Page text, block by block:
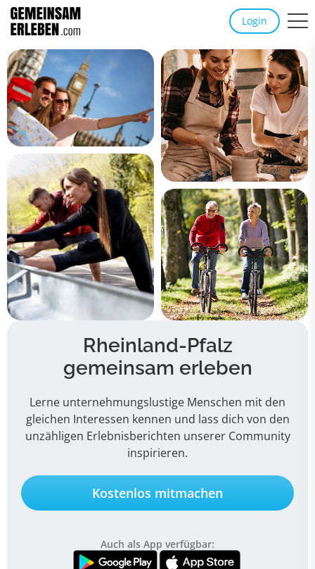
Login
Rheinland-Pfalz
gemeinsam erleben
Lerne unternehmungslustige Menschen mit den
gleichen Interessen kennen und lass dich von den
unzähligen Erlebnisberichten unserer Community
inspirieren.
Kostenlos mitmachen
Auch als App verfügbar: